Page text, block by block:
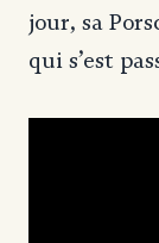
jour, sa
qui s’est